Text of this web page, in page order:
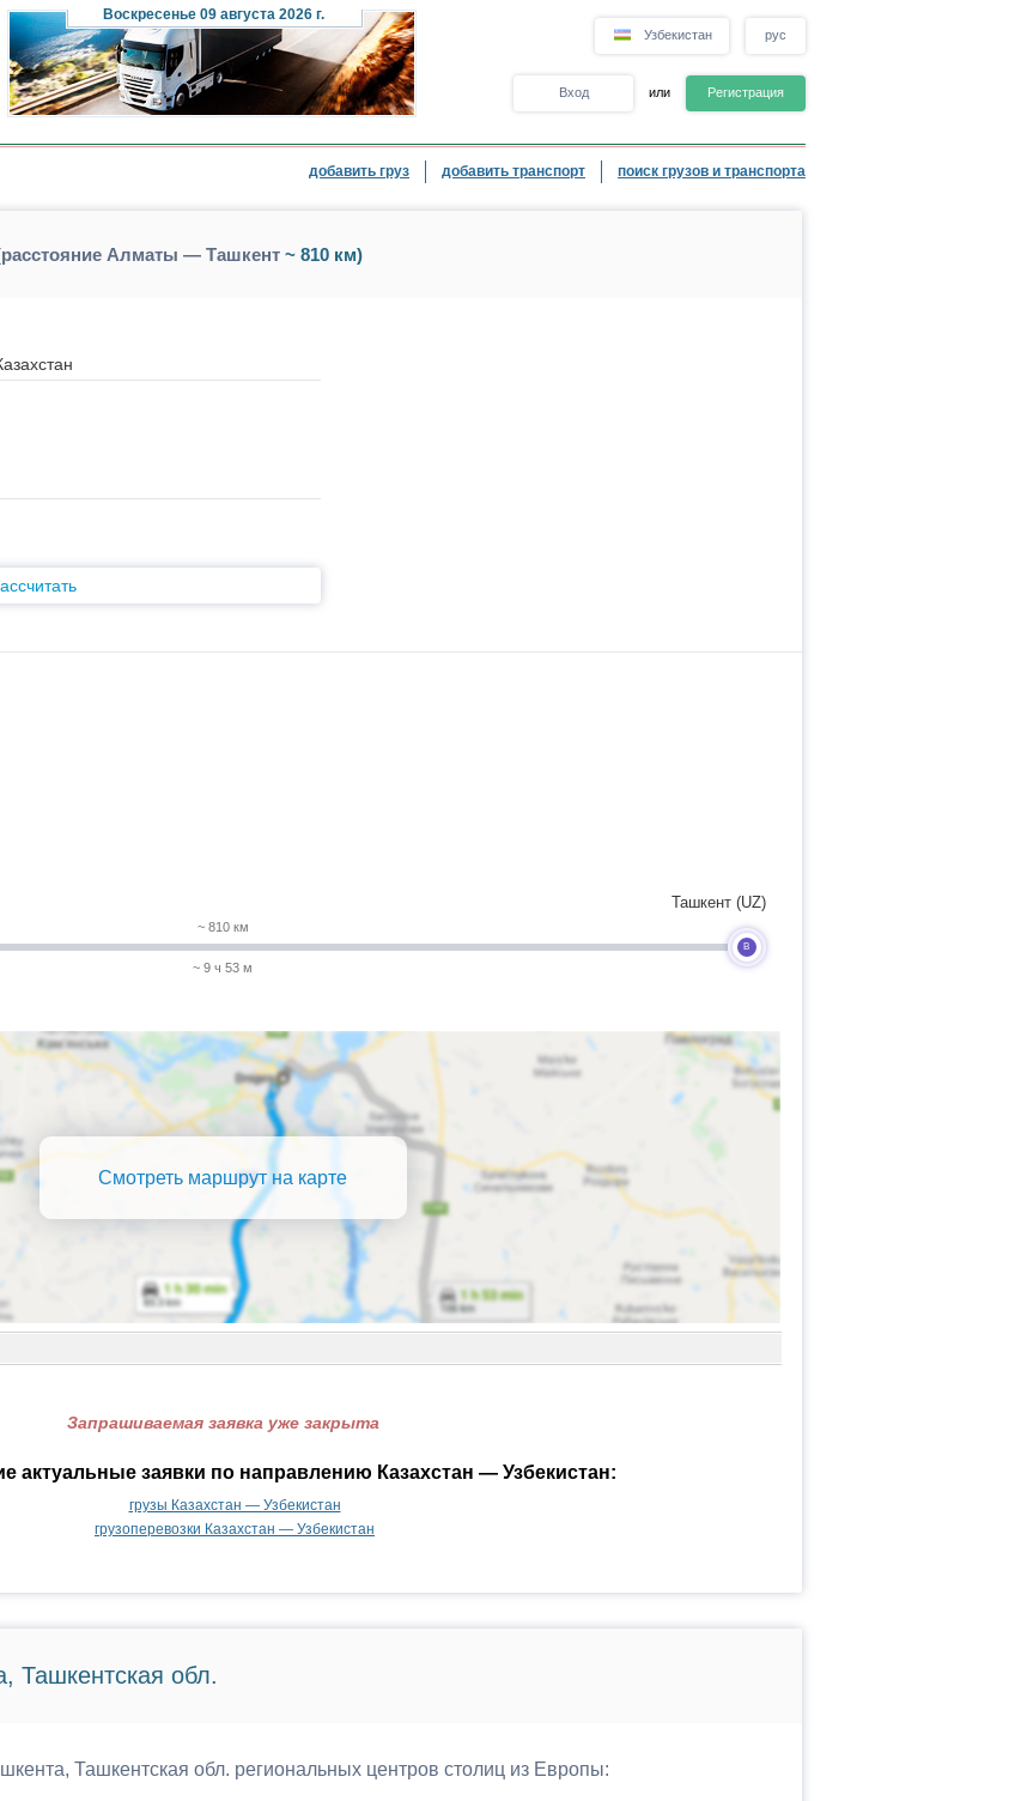
Воскресенье09 августа 2026 г.
Узбекистан рус
Вход или Регистрация
добавить груз добавить транспорт поиск грузов и транспорта
Алматы — Ташкент~ 810 км)
~ 810 км
~ 9 ч 53 м
B
Ташкент (UZ)
Смотреть маршрут на карте
Запрашиваемая заявка уже закрыта
актуальные заявки по направлению Казахстан — Узбекистан:
грузы Казахстан — Узбекистан
грузоперевозки Казахстан — Узбекистан
Ташкентская обл.
Ташкентская обл. региональных центров столиц из Европы: